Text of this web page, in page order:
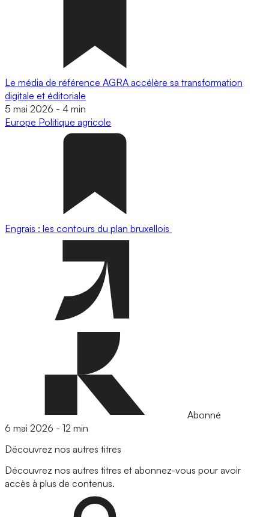
Le média de référence AGRA accélère sa transformation
digitale et éditoriale
5 mai 2026 - 4 min
Europe Politique agricole
Engrais : les contours du plan bruxellois
Abonné
6 mai 2026 - 12 min
Découvrez nos autres titres
Découvrez nos autres titres et abonnez-vous pour avoir
accès à plus de contenus.